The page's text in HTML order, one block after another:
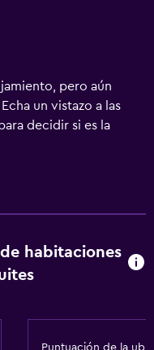
pero aún
un vistazo a las
decidir si es la
habitaciones
Puntuación de la